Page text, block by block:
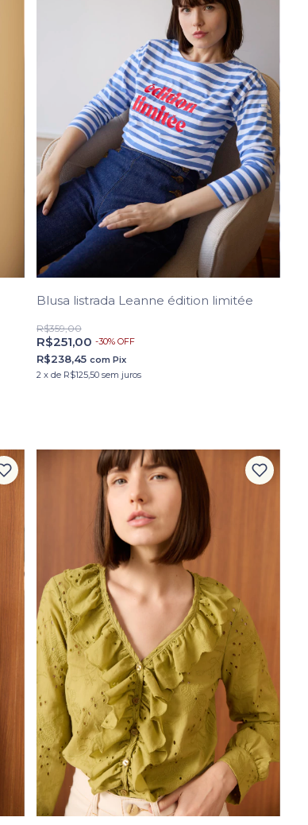
Blusa listrada Leanne édition limitée
R$251,00 -30% OFF
R$359,00
R$238,45 com Pix
2 x de R$125,50 sem juros